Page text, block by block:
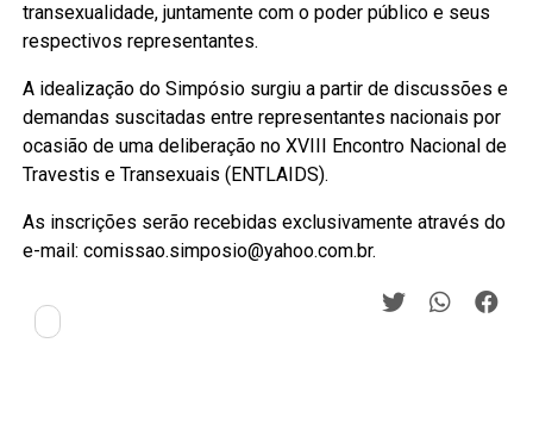
transexualidade, juntamente com o poder público e seus
respectivos representantes.
A idealização do Simpósio surgiu a partir de discussões e
demandas suscitadas entre representantes nacionais por
ocasião de uma deliberação no XVIII Encontro Nacional de
Travestis e Transexuais (ENTLAIDS).
As inscrições serão recebidas exclusivamente através do
e-mail: comissao.simposio@yahoo.com.br.